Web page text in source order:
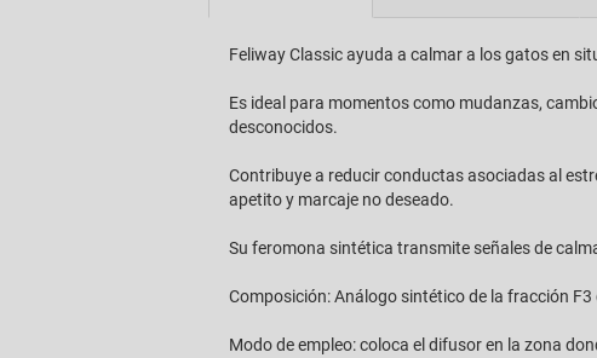
Feliway Classic ayuda a calmar a los gatos en
Es ideal para momentos como mudanzas,
desconocidos.
Contribuye a reducir conductas asociadas al
apetito y marcaje no deseado.
Su feromona sintética transmite señales de
Composición: Análogo sintético de la fracción
Modo de empleo: coloca el difusor en la zona